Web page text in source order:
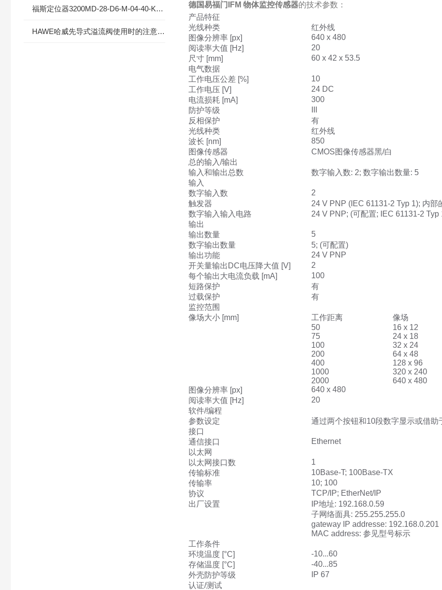
福斯定位器3200MD-28-D6-M-04-40-KS-00的简介
HAWE哈威先导式溢流阀使用时的注意事项
德国易福门IFM 物体监控传感器的技术参数：
产品特征
光线种类
红外线
图像分辨率 [px]
640 x 480
阅读率大值 [Hz]
20
尺寸 [mm]
60 x 42 x 53.5
电气数据
工作电压公差 [%]
10
工作电压 [V]
24 DC
电流损耗 [mA]
300
防护等级
反相保护
有
光线种类
红外线
波长 [nm]
850
图像传感器
CMOS图像传感器黑/白
总的输入/输出
输入和输出总数
数字输入数: 2; 数字输出数量: 5
输入
数字输入数
2
触发器
24 V PNP (IEC 61131-2 Typ 1); 内部
数字输入输入电路
24 V PNP; (可配置; IEC 61131-2 Typ
输出
输出数量
5
数字输出数量
5; (可配置)
输出功能
24 V PNP
开关量输出DC电压降大值 [V]
2
每个输出大电流负载 [mA]
100
短路保护
有
过载保护
有
监控范围
像场大小 [mm]
工作距离
像场
50
16 x 12
75
24 x 18
100
32 x 24
200
64 x 48
400
128 x 96
1000
320 x 240
2000
640 x 480
图像分辨率 [px]
640 x 480
阅读率大值 [Hz]
20
软件/编程
参数设定
通过两个按钮和10段数字显示或借
接口
通信接口
Ethernet
以太网
以太网接口数
1
传输标准
10Base-T; 100Base-TX
传输率
10; 100
协议
TCP/IP; EtherNet/IP
出厂设置
IP地址: 192.168.0.59
子网络面具: 255.255.255.0
gateway IP addresse: 192.168.0.201
MAC address: 参见型号标示
工作条件
环境温度 [°C]
-10...60
存储温度 [°C]
-40...85
外壳防护等级
IP 67
认证/测试